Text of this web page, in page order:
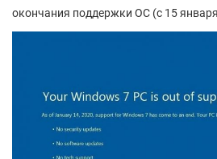
окончания поддержки ОС (с 15